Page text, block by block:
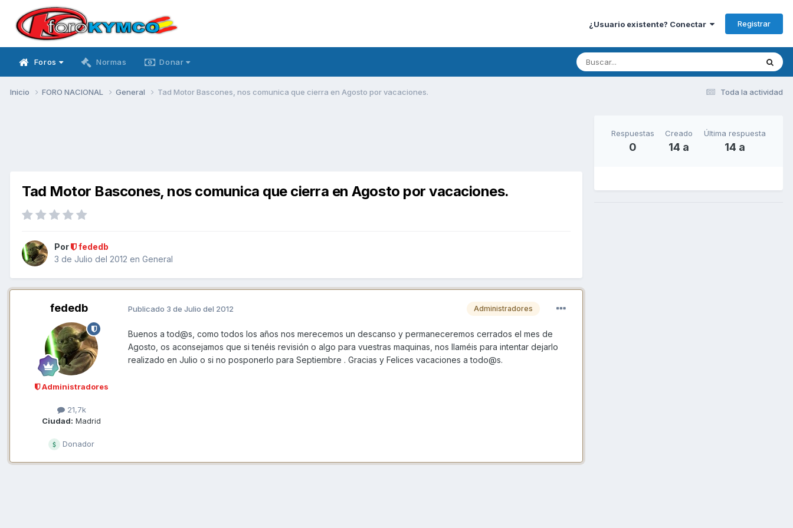
¿Usuario existente? Conectar Registrar
Foros Normas Donar
Toda la actividad
Inicio FORO NACIONAL General Tad Motor Bascones, nos comunica que cierra en Agosto por vacaciones.
Tad Motor Bascones, nos comunica que cierra en Agosto por vacaciones.
Por
fededb
3 de Julio del 2012 en General
fededb
Administradores
21,7k
Ciudad: Madrid
Donador
Administradores
Publicado 3 de Julio del 2012
Buenos a tod@s, como todos los años nos merecemos un descanso y permaneceremos cerrados el mes de
Agosto, os aconsejamos que si tenéis revisión o algo para vuestras maquinas, nos llaméis para intentar dejarlo
realizado en Julio o si no posponerlo para Septiembre . Gracias y Felices vacaciones a todo@s.
Respuestas
0
Creado
14 a
Última respuesta
14 a